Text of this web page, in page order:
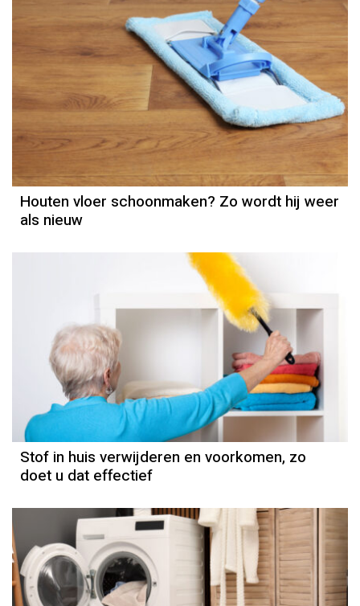
Houten vloer schoonmaken? Zo wordt hij weer
als nieuw
Stof in huis verwijderen en voorkomen, zo
doet u dat effectief